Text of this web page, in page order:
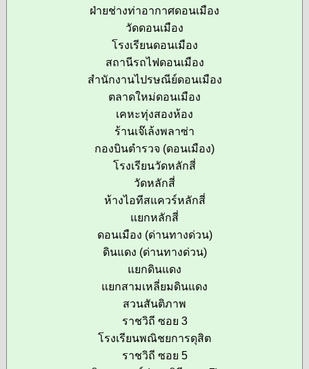
ฝ่ายช่างท่าอากาศดอนเมือง
วัดดอนเมือง
โรงเรียนดอนเมือง
สถานีรถไฟดอนเมือง
สำนักงานไปรษณีย์ดอนเมือง
ตลาดใหม่ดอนเมือง
เคหะทุ่งสองห้อง
ร้านเจ๊เล้งพลาซ่า
กองบินตำรวจ (ดอนเมือง)
โรงเรียนวัดหลักสี่
วัดหลักสี่
ห้างไอทีสแควร์หลักสี่
แยกหลักสี่
ดอนเมือง (ด่านทางด่วน)
ดินแดง (ด่านทางด่วน)
แยกดินแดง
แยกสามเหลี่ยมดินแดง
สวนสันติภาพ
ราชวิถี ซอย 3
โรงเรียนพณิชยการดุสิต
ราชวิถี ซอย 5